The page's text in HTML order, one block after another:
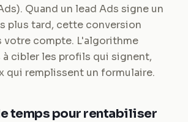
Quand un lead Ads signe un
plus tard, cette conversion
votre compte. L'algorithme
à cibler les profils qui signent,
qui remplissent un formulaire.
temps pour rentabiliser